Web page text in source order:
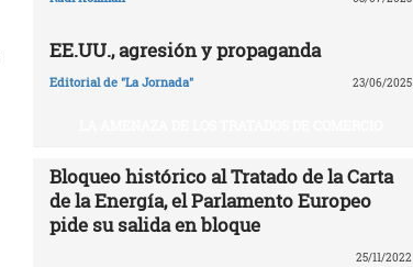
EE.UU., agresión y propaganda
Editorial de "La Jornada" 23/06/2025
Bloqueo histórico al Tratado de la Carta
de la Energía, el Parlamento Europeo
pide su salida en bloque
25/11/2022